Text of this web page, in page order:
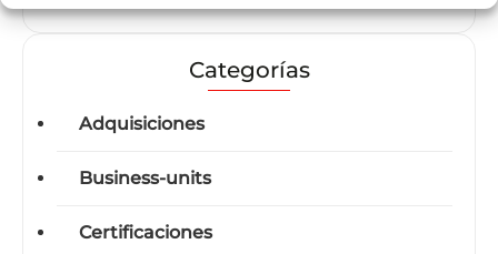
Categorías
Adquisiciones
Business-units
Certificaciones